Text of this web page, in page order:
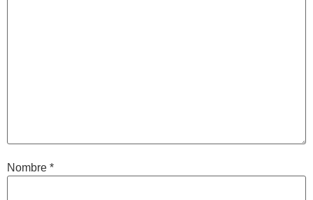
Nombre *